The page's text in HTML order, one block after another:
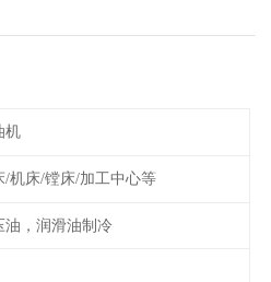
机
/机床/镗床/加工中心等
油，润滑油制冷